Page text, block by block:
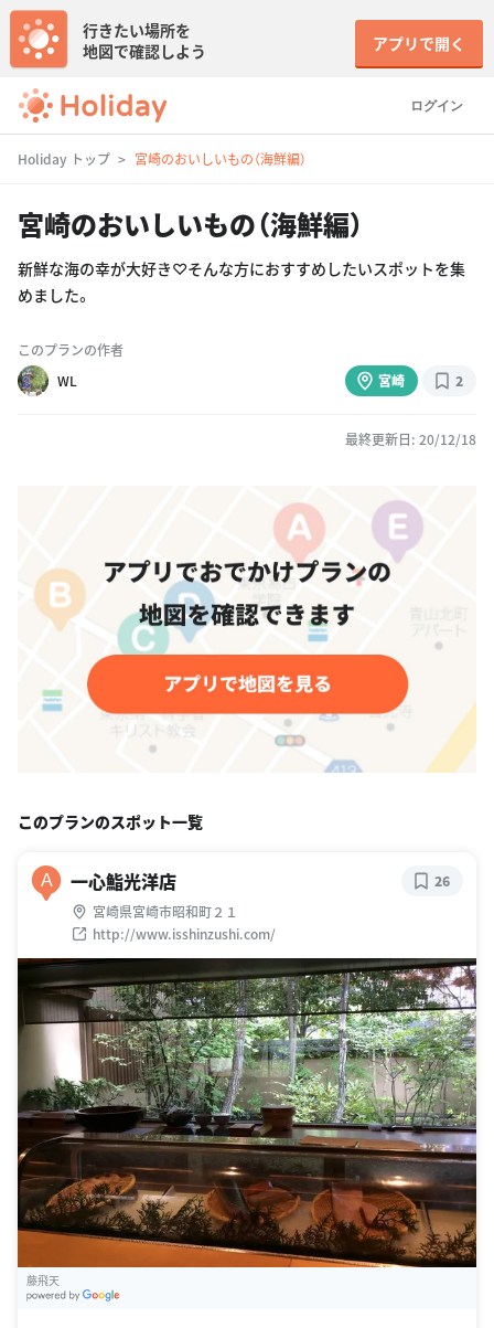
ログイン
行きたい場所を
地図で確認しよう
アプリで開く
Holiday トップ 宮崎のおいしいもの（海鮮編）
宮崎のおいしいもの（海鮮編）
新鮮な海の幸が大好き♡そんな方におすすめしたいスポットを集
めました。
このプランの作者
WL
宮崎 2
最終更新日: 20/12/18
このプランのスポット一覧
A 一心鮨光洋店
宮崎県宮崎市昭和町２１
http://www.isshinzushi.com/
26
藤飛天